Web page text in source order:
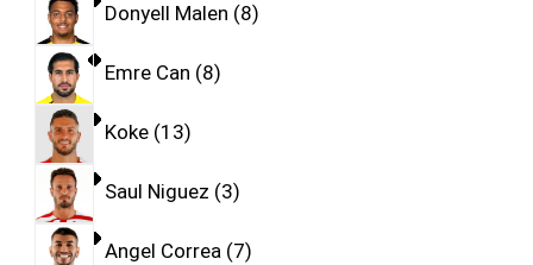
Donyell Malen 8
Emre Can 8
Koke 13
Saul Niguez 3
Angel Correa 7